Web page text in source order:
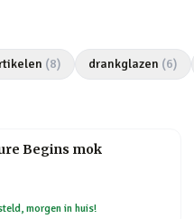
(8) drankglazen (6)
Begins mok
morgen in huis!